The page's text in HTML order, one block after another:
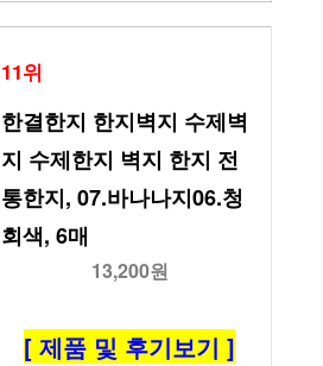
11위
한결한지 한지벽지 수제벽
지 수제한지 벽지 한지 전
통한지, 07.바나나지06.청
회색, 6매
13,200원
[ 제품 및 후기보기 ]